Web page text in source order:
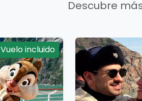
Descubre
Vuelo incluido